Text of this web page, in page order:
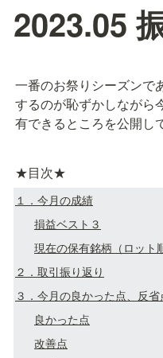
2023.05
一番のお祭りシーズンで
するのが恥ずかしながら
有できるところを公開し
★目次★
１．今月の成績
損益ベスト３
現在の保有銘柄（ロット
２．取引振り返り
３．今月の良かった点、反省
良かった点
改善点